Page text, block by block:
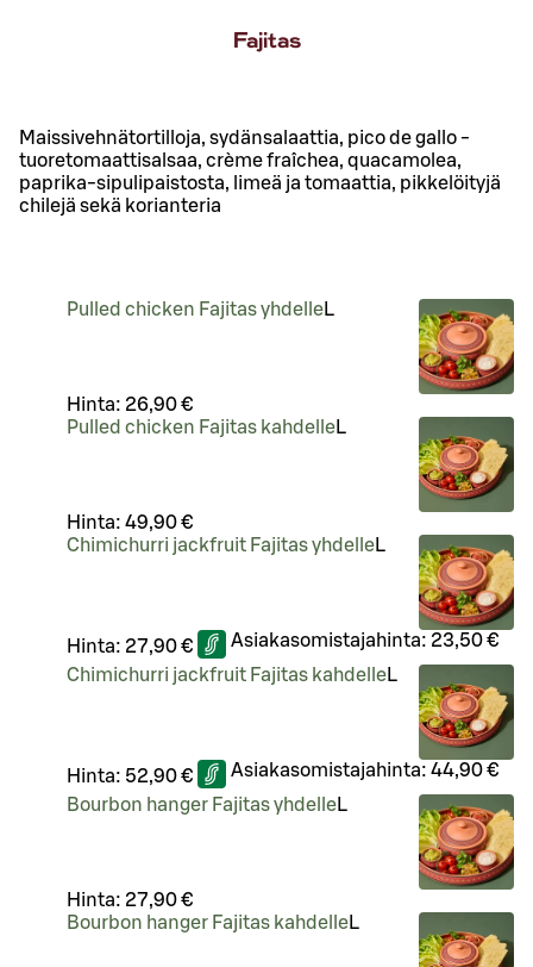
Fajitas
Maissivehnätortilloja, sydänsalaattia, pico de gallo -
tuoretomaattisalsaa, crème fraîchea, quacamolea,
paprika-sipulipaistosta, limeä ja tomaattia, pikkelöityjä
chilejä sekä korianteria
Pulled chicken Fajitas yhdelleL
Hinta: 26,90 €
Pulled chicken Fajitas kahdelleL
Hinta: 49,90 €
Chimichurri jackfruit Fajitas yhdelleL
Hinta: 27,90 € Asiakasomistajahinta: 23,50 €
Chimichurri jackfruit Fajitas kahdelleL
Hinta: 52,90 € Asiakasomistajahinta: 44,90 €
Bourbon hanger Fajitas yhdelleL
Hinta: 27,90 €
Bourbon hanger Fajitas kahdelleL